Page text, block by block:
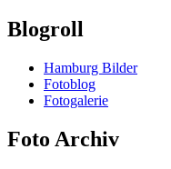
Blogroll
Hamburg Bilder
Fotoblog
Fotogalerie
Foto Archiv